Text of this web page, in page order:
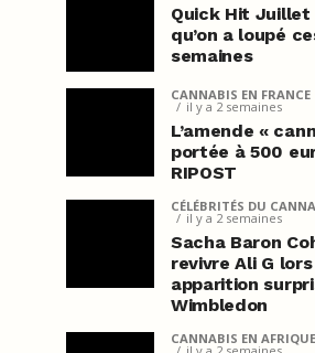
Quick Hit Juillet
qu’on a loupé
semaines
CANNABIS EN FRANCE
il y a 2 semaines
L’amende «
portée à 500
RIPOST
CÉLÉBRITÉS DU
il y a 2 semaines
Sacha Baron
revivre Ali G lors
apparition
Wimbledon
CANNABIS EN AFRIQUE